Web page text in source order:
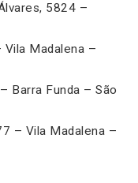
5824 –
Madalena –
Barra Funda – São
– Vila Madalena –